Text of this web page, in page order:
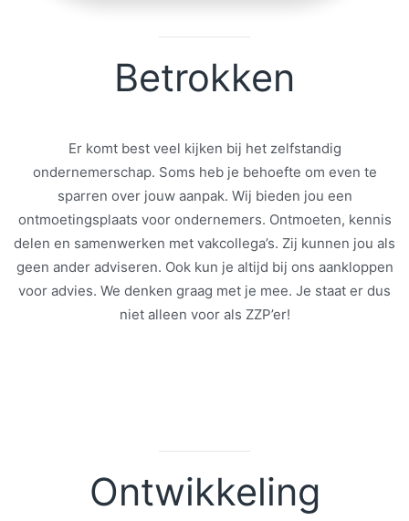
Betrokken
Er komt best veel kijken bij het zelfstandig
ondernemerschap. Soms heb je behoefte om even te
sparren over jouw aanpak. Wij bieden jou een
ontmoetingsplaats voor ondernemers. Ontmoeten, kennis
delen en samenwerken met vakcollega’s. Zij kunnen jou als
geen ander adviseren. Ook kun je altijd bij ons aankloppen
voor advies. We denken graag met je mee. Je staat er dus
niet alleen voor als ZZP’er!
Ontwikkeling